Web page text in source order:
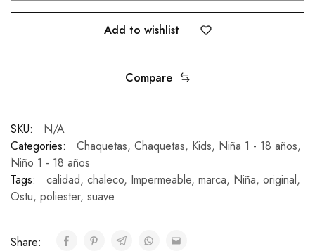
Add to wishlist
Compare
SKU:
N/A
Categories:
Chaquetas, Chaquetas, Kids, Niña 1 - 18 años,
Niño 1 - 18 años
Tags:
calidad, chaleco, Impermeable, marca, Niña, original,
Ostu, poliester, suave
Share: